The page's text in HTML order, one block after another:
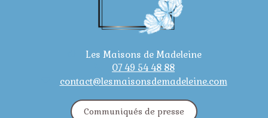
Les Maisons de Madeleine
07 49 54 48 88
contact@lesmaisonsdemadeleine.com
Communiqués de presse